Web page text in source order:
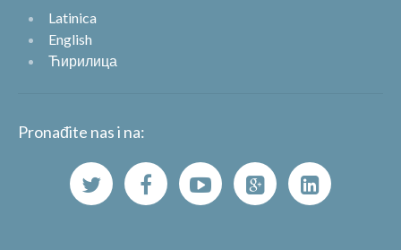
Latinica
English
Ћирилица
Pronađite nas i na: